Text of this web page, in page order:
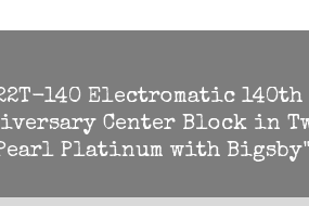
140 Electromatic
Center Block in
Platinum with Bigsby"